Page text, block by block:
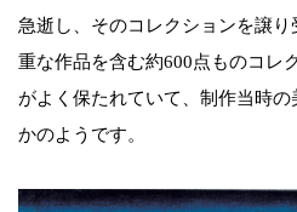
急逝し、そのコレクションを譲
重な作品を含む約600点ものコレ
がよく保たれていて、制作当時
かのようです。